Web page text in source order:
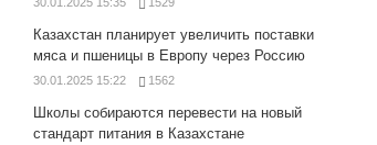
30.01.2025 15:35 1529
Казахстан планирует увеличить поставки
мяса и пшеницы в Европу через Россию
30.01.2025 15:22 1562
Школы собираются перевести на новый
стандарт питания в Казахстане